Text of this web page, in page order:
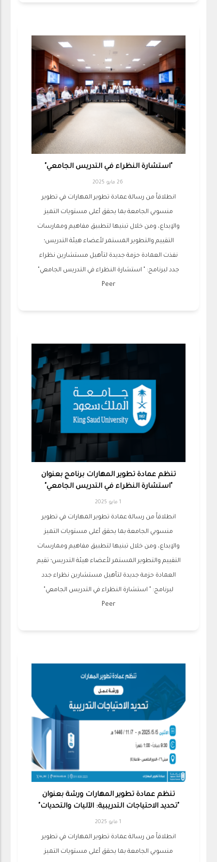
"استشارة النظراء في التدريس الجامعي"
26 مايو 2025
انطلاقاً من رسالة عمادة تطوير المهارات في تطوير
منسوبي الجامعة بما يحقق أعلى مستويات التميز
والإبداع، ومن خلال تبنيها لتطبيق مفاهيم وممارسات
التقييم والتطوير المستمر لأعضاء هيئة التدريس؛
نفذت العمادة حزمة جديدة لتأهيل مستشارين نظراء
جدد لبرنامج: " استشارة النظراء في التدريس الجامعي"
Peer
تنظم عمادة تطوير المهارات برنامج بعنوان
"استشارة النظراء في التدريس الجامعي"
1 مايو 2025
انطلاقاً من رسالة عمادة تطوير المهارات في تطوير
منسوبي الجامعة بما يحقق أعلى مستويات التميز
والإبداع، ومن خلال تبنيها لتطبيق مفاهيم وممارسات
التقييم والتطوير المستمر لأعضاء هيئة التدريس؛ تقيم
العمادة حزمة جديدة لتأهيل مستشارين نظراء جدد
لبرنامج: " استشارة النظراء في التدريس الجامعي"
Peer
تنظم عمادة تطوير المهارات ورشة بعنوان
"تحديد الاحتياجات التدريبية: الآليات والتحديات"
1 مايو 2025
انطلاقاً من رسالة عمادة تطوير المهارات في تطوير
منسوبي الجامعة بما يحقق أعلى مستويات التميز